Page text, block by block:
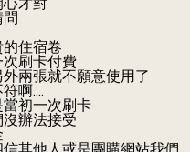
住宿卷
刷卡付費
兩張就不願意使用了
啊....
初一次刷卡
辦法接受